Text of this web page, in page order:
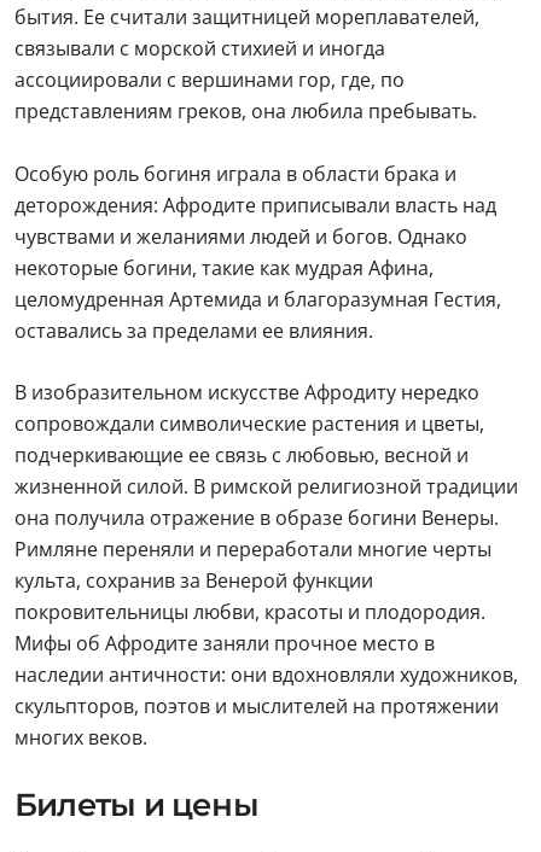
бытия. Ее считали защитницей мореплавателей,
связывали с морской стихией и иногда
ассоциировали с вершинами гор, где, по
представлениям греков, она любила пребывать.
Особую роль богиня играла в области брака и
деторождения: Афродите приписывали власть над
чувствами и желаниями людей и богов. Однако
некоторые богини, такие как мудрая Афина,
целомудренная Артемида и благоразумная Гестия,
оставались за пределами ее влияния.
В изобразительном искусстве Афродиту нередко
сопровождали символические растения и цветы,
подчеркивающие ее связь с любовью, весной и
жизненной силой. В римской религиозной традиции
она получила отражение в образе богини Венеры.
Римляне переняли и переработали многие черты
культа, сохранив за Венерой функции
покровительницы любви, красоты и плодородия.
Мифы об Афродите заняли прочное место в
наследии античности: они вдохновляли художников,
скульпторов, поэтов и мыслителей на протяжении
многих веков.
Билеты и цены